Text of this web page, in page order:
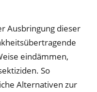
Ausbringung dieser
eindämmen,
So
Alternativen zur